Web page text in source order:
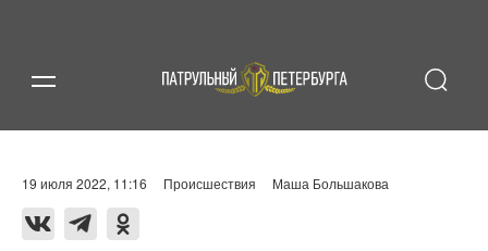
19 июля 2022, 11:16 Происшествия Маша Большакова